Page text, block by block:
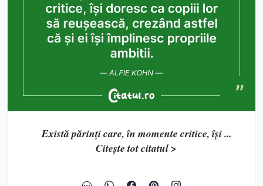
Există părinți care, în momente critice, își ...
Citește tot citatul >